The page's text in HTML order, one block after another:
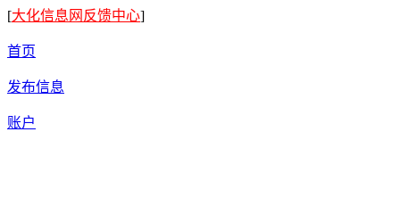
[大化信息网反馈中心]
首页
发布信息
账户